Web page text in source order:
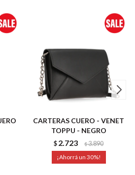
CARTERAS CUERO - VENET
TOPPU - NEGRO
$2.723 $3.890
30